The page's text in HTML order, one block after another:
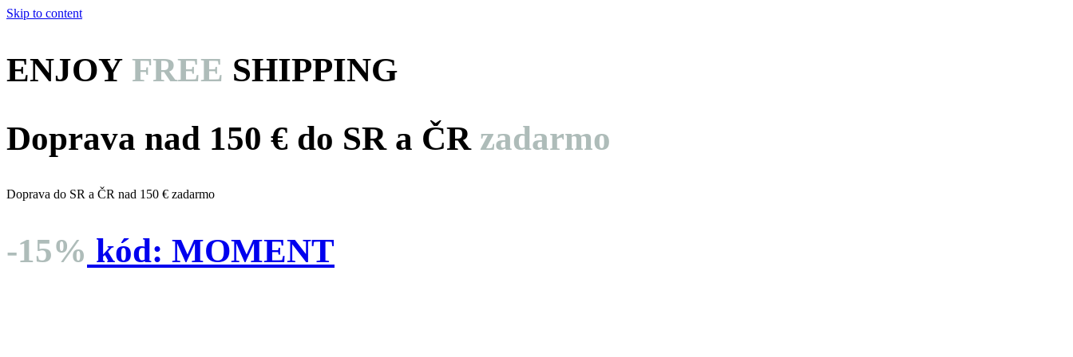
Skip to content
ENJOY FREE SHIPPING
Doprava nad 150 € do SR a ČR zadarmo
Doprava do SR a ČR nad 150 € zadarmo
-15% kód: MOMENT